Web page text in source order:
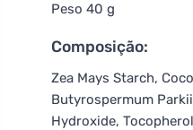
Peso 40 g
Composição:
Zea Mays Starch,
Butyrospermum
Hydroxide,